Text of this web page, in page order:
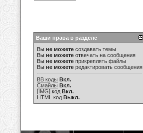
Ваши права в разделе
Вы не можете создавать темы
Вы не можете отвечать на сообщения
Вы не можете прикреплять файлы
Вы не можете редактировать сообщения
BB коды Вкл.
Смайлы Вкл.
[IMG] код Вкл.
HTML код Выкл.